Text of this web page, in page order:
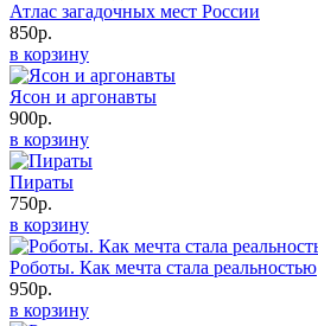
Атлас загадочных мест России
850р.
в корзину
Ясон и аргонавты
900р.
в корзину
Пираты
750р.
в корзину
Роботы. Как мечта стала реальностью
950р.
в корзину